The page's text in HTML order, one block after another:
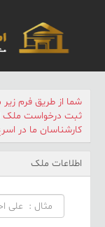
شما از طریق فرم
ثبت درخواست ملک
کارشناسان ما در
اطلاعات ملک